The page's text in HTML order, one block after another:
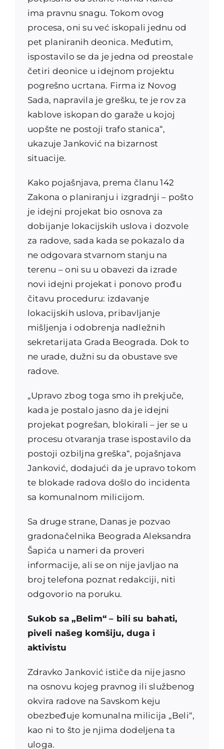
ima pravnu snagu. Tokom ovog
procesa, oni su već iskopali jednu od
pet planiranih deonica. Međutim,
ispostavilo se da je jedna od preostale
četiri deonice u idejnom projektu
pogrešno ucrtana. Firma iz Novog
Sada, napravila je grešku, te je rov za
kablove iskopan do garaže u kojoj
uopšte ne postoji trafo stanica“,
ukazuje Janković na bizarnost
situacije.
Kako pojašnjava, prema članu 142
Zakona o planiranju i izgradnji – pošto
je idejni projekat bio osnova za
dobijanje lokacijskih uslova i dozvole
za radove, sada kada se pokazalo da
ne odgovara stvarnom stanju na
terenu – oni su u obavezi da izrade
novi idejni projekat i ponovo prođu
čitavu proceduru: izdavanje
lokacijskih uslova, pribavljanje
mišljenja i odobrenja nadležnih
sekretarijata Grada Beograda. Dok to
ne urade, dužni su da obustave sve
radove.
„Upravo zbog toga smo ih prekjuče,
kada je postalo jasno da je idejni
projekat pogrešan, blokirali – jer se u
procesu otvaranja trase ispostavilo da
postoji ozbiljna greška“, pojašnjava
Janković, dodajući da je upravo tokom
te blokade radova došlo do incidenta
sa komunalnom milicijom.
Sa druge strane, Danas je pozvao
gradonačelnika Beograda Aleksandra
Šapića u nameri da proveri
informacije, ali se on nije javljao na
broj telefona poznat redakciji, niti
odgovorio na poruku.
Sukob sa „Belim“ – bili su bahati,
piveli našeg komšiju, duga i
aktivistu
Zdravko Janković ističe da nije jasno
na osnovu kojeg pravnog ili službenog
okvira radove na Savskom keju
obezbeđuje komunalna milicija „Beli“,
kao ni to što je njima dodeljena ta
uloga.